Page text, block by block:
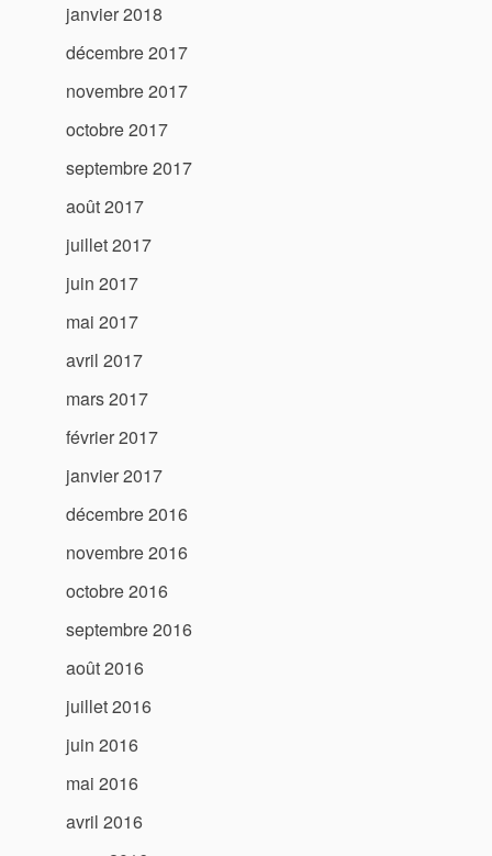
janvier 2018
décembre 2017
novembre 2017
octobre 2017
septembre 2017
août 2017
juillet 2017
juin 2017
mai 2017
avril 2017
mars 2017
février 2017
janvier 2017
décembre 2016
novembre 2016
octobre 2016
septembre 2016
août 2016
juillet 2016
juin 2016
mai 2016
avril 2016